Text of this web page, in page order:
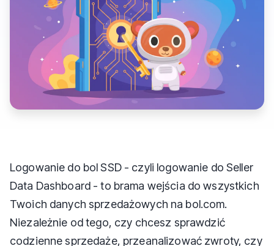
Logowanie do bol SSD - czyli logowanie do Seller
Data Dashboard - to brama wejścia do wszystkich
Twoich danych sprzedażowych na bol.com.
Niezależnie od tego, czy chcesz sprawdzić
codzienne sprzedaże, przeanalizować zwroty, czy